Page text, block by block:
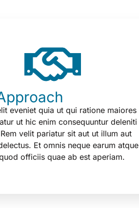
eveniet quia ut qui ratione maiores
ut hic enim consequuntur deleniti
velit pariatur sit aut ut illum aut
Et omnis neque earum atque
officiis quae ab est aperiam.